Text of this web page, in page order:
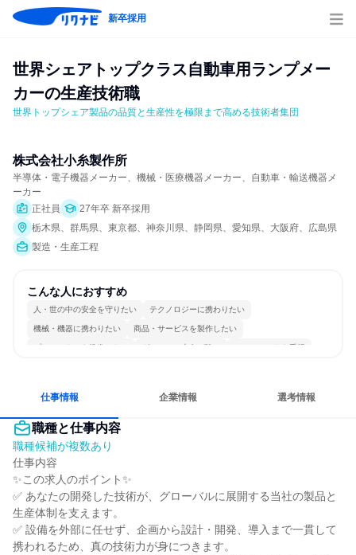
新卒採用
世界シェアトップクラス自動車用ランプメー
カーの生産技術職
世界トップシェア製品の品質と生産性を極限まで高める技術者集団
株式会社小糸製作所
半導体・電子機器メーカー、機械・医療機器メーカー、自動車・輸送機器メ
ーカー
正社員
27年卒 新卒採用
栃木県、群馬県、東京都、神奈川県、静岡県、愛知県、大阪府、広島県
製造・生産工程
こんな人におすすめ
人・世の中の安全を守りたい テクノロジーに携わりたい
機械・機器に携わりたい 商品・サービスを製作したい
プロジェクトを推進したい グローバル志向が強い チームワークを重視
仕事情報 企業情報 選考情報
職種と仕事内容
職種候補が複数あり
仕事内容
✨この求人のポイント✨
✅ あなたの開発した技術が、グローバルに展開する当社の製品と
生産体制を支えます。
✅ 設備を外部に任せず、企画から設計・開発、導入まで一貫して
携われるため、真の技術力が身につきます。